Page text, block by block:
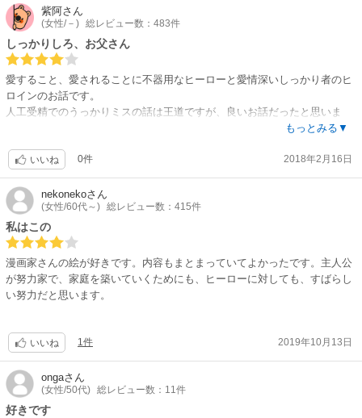
紫阿さん
(女性/－) 総レビュー数：483件
しっかりしろ、お父さん
愛すること、愛されることに不器用なヒーローと愛情深いしっかり者のヒ
ロインのお話です。
人工受精でのうっかりミスの話は王道ですが、良いお話だったと思いま
もっとみる▼
いいね 0件 2018年2月16日
nekonekoさん
(女性/60代～) 総レビュー数：415件
私はこの
漫画家さんの絵が好きです。内容もまとまっていてよかったです。主人公
が努力家で、家庭を築いていくためにも、ヒーローに対しても、すばらし
い努力だと思います。
いいね 1件 2019年10月13日
ongaさん
(女性/50代) 総レビュー数：11件
好きです